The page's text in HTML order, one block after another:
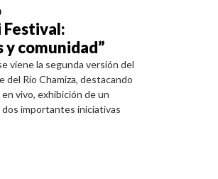
Festival:
y comunidad”
viene la segunda versión del
del Río Chamiza, destacando
vivo, exhibición de un
importantes iniciativas